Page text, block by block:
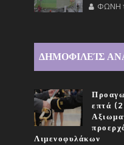
ΦΩΝΗ
ΔΗΜΟΦΙΛΕΊΣ
επτά
Λιμενοφυλάκων